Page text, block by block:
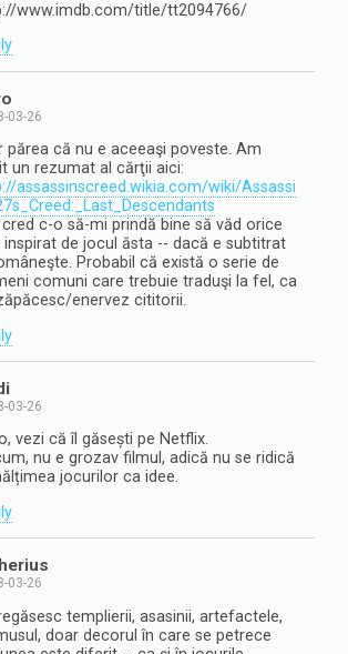
www.imdb.com/title/tt2094766/
03-26
părea că nu e aceeaşi poveste. Am
un rezumat al cărţii aici:
assassinscreed.wikia.com/wiki/Assassi
cred c-o să-mi prindă bine să văd orice
inspirat de jocul ăsta -- dacă e subtitrat
Probabil că există o serie de
comuni care trebuie traduşi la fel, ca
enervez cititorii.
03-26
vezi că îl găsești pe Netflix.
nu e grozav filmul, adică nu se ridică
jocurilor ca idee.
03-26
templierii, asasinii, artefactele,
doar decorul în care se petrece